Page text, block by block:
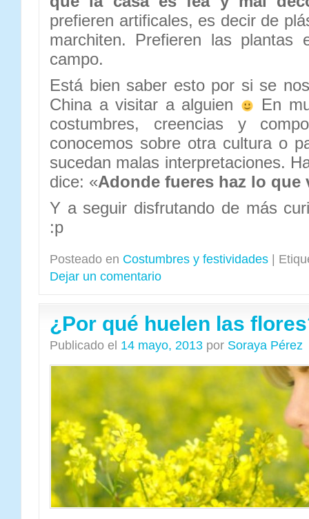
prefieren artificales, es decir de
marchiten. Prefieren las plantas
campo.
Está bien saber esto por si se
China a visitar a alguien
En
costumbres, creencias y
conocemos sobre otra cultura o
sucedan malas interpretaciones.
dice: «Adonde fueres haz lo que
Y a seguir disfrutando de más
:p
Posteado en Costumbres y festividades
Dejar un comentario
¿Por qué huelen las
Publicado el 14 mayo, 2013 por Soraya Pérez